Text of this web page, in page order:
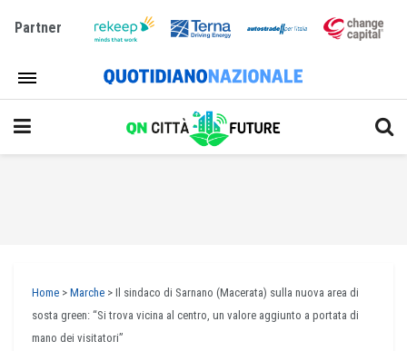
Partner
Home > Marche > Il sindaco di Sarnano (Macerata) sulla nuova area di
sosta green: “Si trova vicina al centro, un valore aggiunto a portata di
mano dei visitatori”